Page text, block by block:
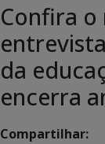
Confira
da
encerra
Compartilhar: